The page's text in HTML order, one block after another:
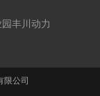
丰川动力
限公司